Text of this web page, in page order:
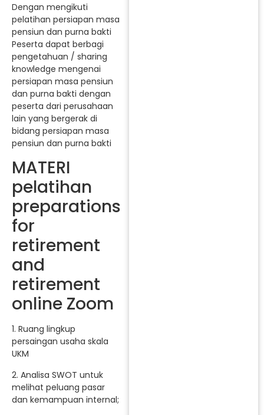
Dengan mengikuti
pelatihan persiapan masa
pensiun dan purna bakti
Peserta dapat berbagi
pengetahuan / sharing
knowledge mengenai
persiapan masa pensiun
dan purna bakti dengan
peserta dari perusahaan
lain yang bergerak di
bidang persiapan masa
pensiun dan purna bakti
MATERI
pelatihan
preparations
for
retirement
and
retirement
online Zoom
1. Ruang lingkup
persaingan usaha skala
UKM
2. Analisa SWOT untuk
melihat peluang pasar
dan kemampuan internal;